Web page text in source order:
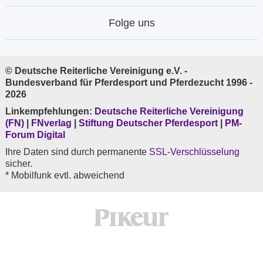
Folge uns
© Deutsche Reiterliche Vereinigung e.V. -
Bundesverband für Pferdesport und Pferdezucht 1996 -
2026
Linkempfehlungen: Deutsche Reiterliche Vereinigung
(FN)
FNverlag Stiftung Deutscher Pferdesport
PM-
Forum Digital
Ihre Daten sind durch permanente SSL-Verschlüsselung
sicher.
* Mobilfunk evtl. abweichend